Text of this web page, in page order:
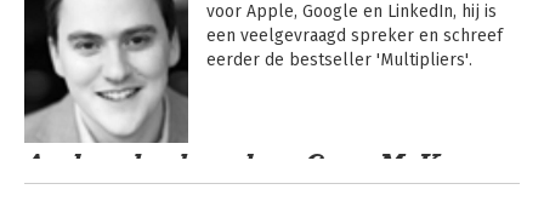
voor Apple, Google en LinkedIn, hij is
een veelgevraagd spreker en schreef
eerder de bestseller 'Multipliers'.
Andere boeken door Greg McKeown